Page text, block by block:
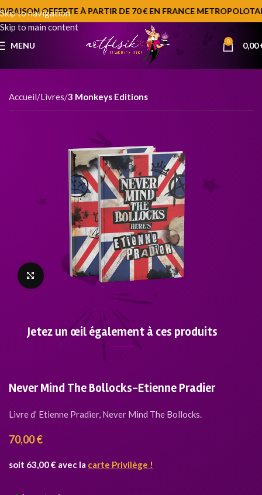
Skip to navigation
Skip to main content
OFFERTE À PARTIR DE 70 € EN FRANCE
MENU 0 0,00
Accueil Livres 3 Monkeys Editions
Click to enlarge
Jetez un œil également à ces produits
Never Mind The Bollocks-Etienne Pradier
Livre d’ Etienne Pradier, Never Mind The Bollocks.
70,00€
soit 63,00 € avec la carte Privilège !